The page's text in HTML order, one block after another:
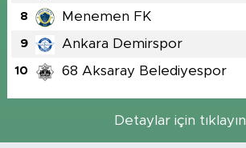
8 Menemen FK
9 Ankara Demirspor
10 68 Aksaray Belediyespor
Detaylar için tıklayın